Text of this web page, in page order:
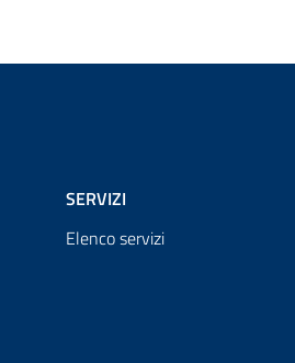
SERVIZI
Elenco servizi